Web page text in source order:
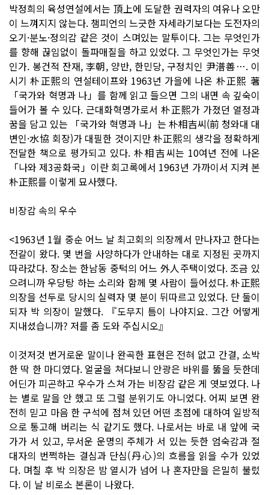
박정희의 육성연설에서는 頂上에 도달한 권력자의 여유나 오만
이 느껴지지 않는다. 챔피언의 느긋한 자세라기보다는 도전자의
오기·분노·정의감 같은 것이 스며있는 말투이다. 그는 무엇인가
를 향해 끊임없이 돌파매질을 하고 있었다. 그 무엇인가는 무엇
인가. 봉건적 잔재, 李朝, 양반, 한민당, 구정치인 尹潽善…. 이
시기 朴正熙의 연설테이프와 1963년 가을에 나온 朴正熙 著
「국가와 혁명과 나」를 함께 읽고 들으면 그의 내면 속 깊숙이
들어가 볼 수 있다. 근대화혁명가로서 朴正熙가 가졌던 열정과
꿈을 담고 있는 「국가와 혁명과 나」는 朴相吉씨(前 청와대 대
변인·水協 회장)가 대필한 것이지만 朴正熙의 생각을 정확하게
전달한 책으로 평가되고 있다. 朴相吉씨는 10여년 전에 나온
「나와 제3공화국」이란 회고록에서 1963년 가까이서 지켜 본
朴正熙를 이렇게 묘사했다.
비장감 속의 우수
<1963년 1월 중순 어느 날 최고회의 의장께서 만나자고 한다는
전갈이 왔다. 몇 번을 사양하다가 안내하는 대로 지정된 곳까지
따라갔다. 장소는 한남동 중턱의 어느 外人주택이었다. 조금 있
으려니까 우당탕 하는 소리와 함께 몇 사람이 들어섰다. 朴正熙
의장을 선두로 당시의 실력자 몇 분이 뒤따르고 있었다. 단 둘이
되자 박 의장이 말했다. 『도무지 틈이 나야지요. 그간 어떻게
지내셨습니까? 저를 좀 도와 주십시오』
이것저것 번거로운 말이나 완곡한 표현은 전혀 없고 간결, 소박
한 딱 한 마디였다. 얼굴을 쳐다보니 안광은 바위를 뚫을 듯한데
어딘가 피곤하고 우수가 스쳐 가는 비장감 같은 게 엿보였다. 나
는 별로 말을 안 했고 또 그럴 분위기도 아니었다. 어찌 보면 완
전히 믿고 마음 한 구석에 점쳐 있던 어떤 초점에 대하여 일방적
으로 통고해 버리는 식 같기도 했다. 나로서는 바로 내 앞에 국
가가 서 있고, 무서운 운명의 주체가 서 있는 듯한 엄숙감과 절
대자의 번쩍하는 결심과 단심(丹心)의 흐름을 읽을 수가 있었
다. 며칠 후 박 의장은 밤 열시가 넘어 나 혼자만을 은밀히 불렀
다. 이 날 비로소 본론이 나왔다.